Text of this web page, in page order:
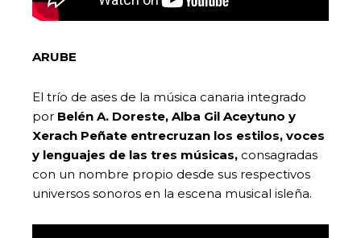
ARUBE
El trío de ases de la música canaria integrado
por Belén A. Doreste, Alba Gil Aceytuno y
Xerach Peñate entrecruzan los estilos, voces
y lenguajes de las tres músicas, consagradas
con un nombre propio desde sus respectivos
universos sonoros en la escena musical isleña.